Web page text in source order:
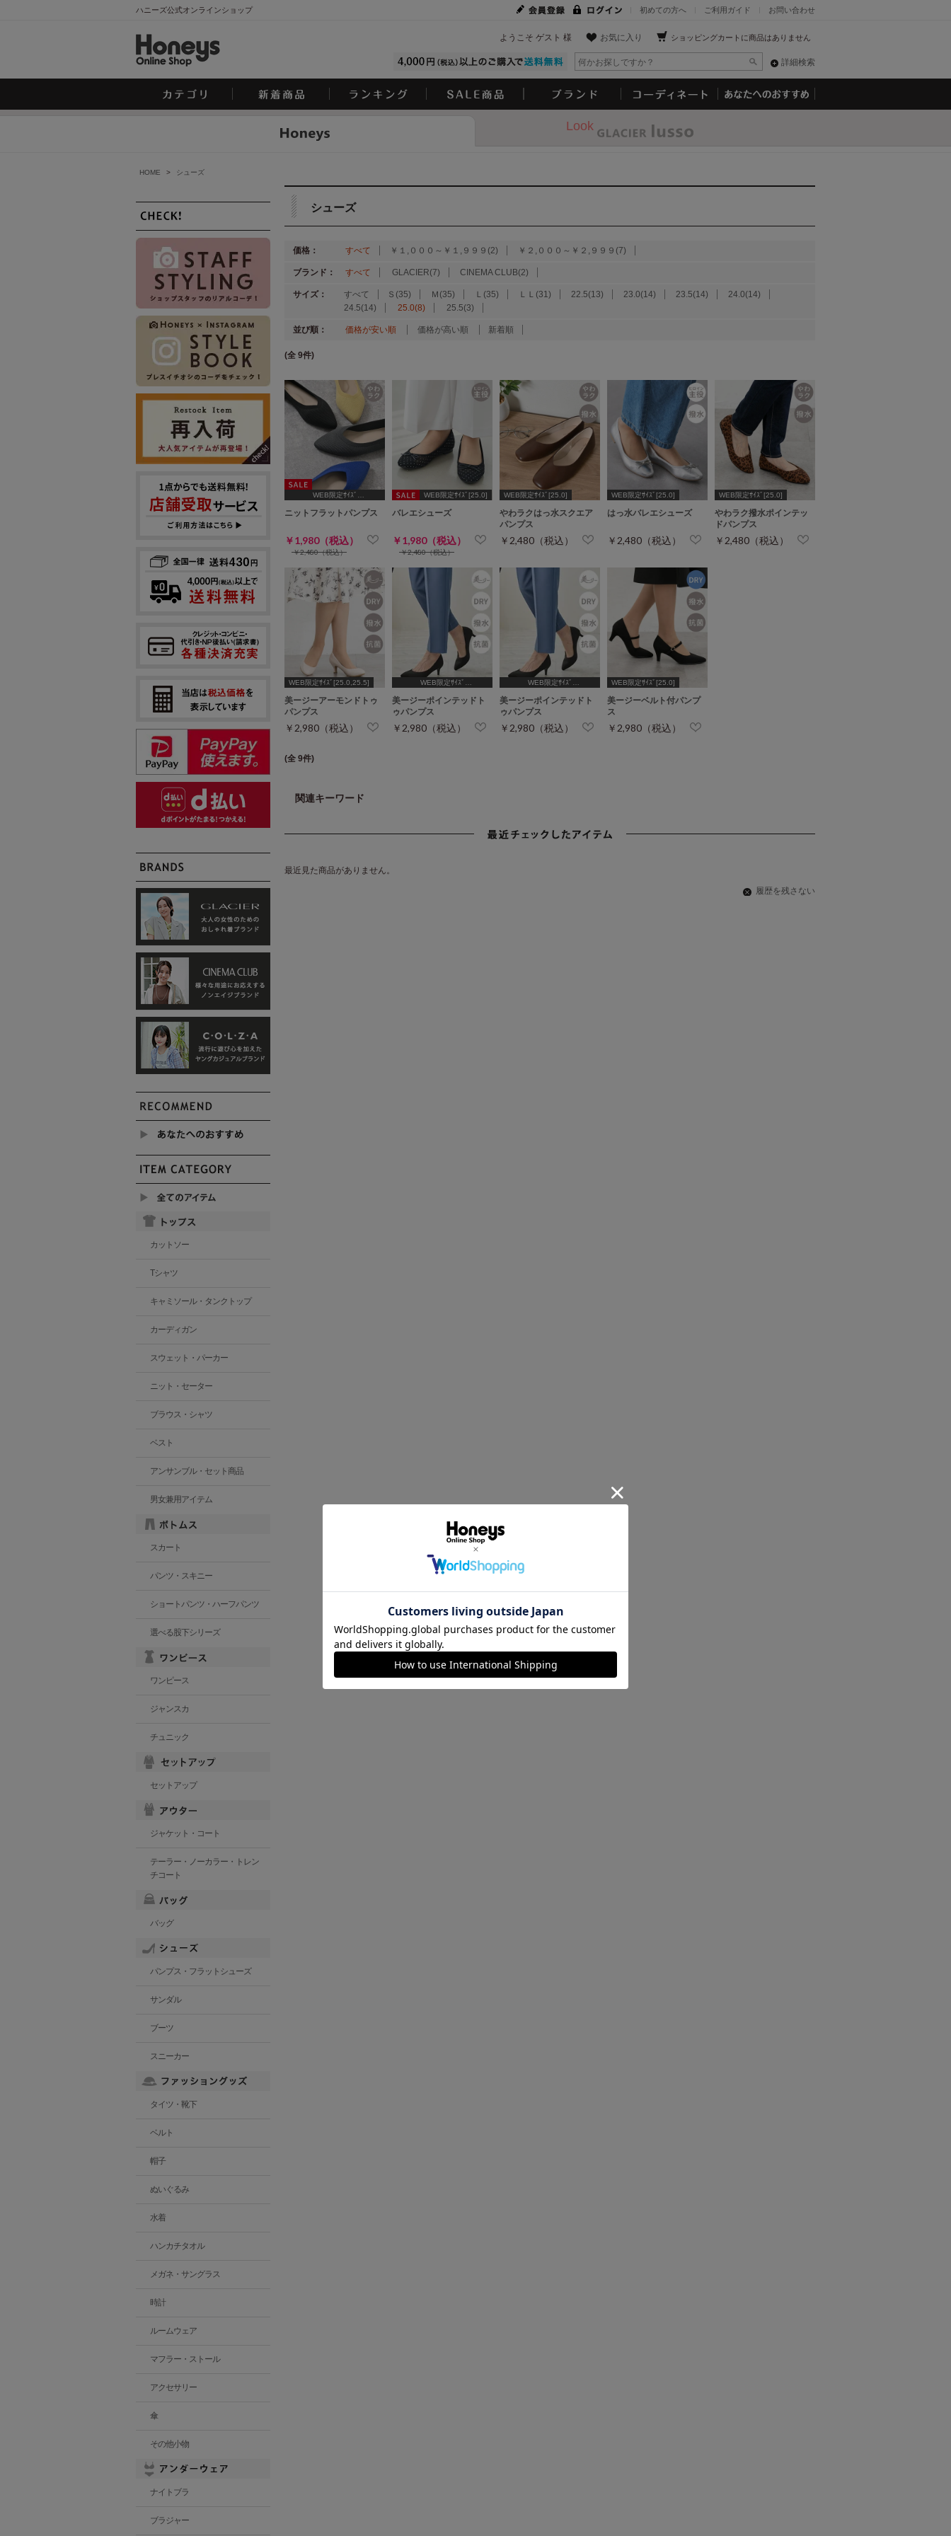
ハニーズ公式オンラインショップ お問い合わせ
ご利用ガイド
初めての方へ
ショッピングカートに商品はありません
お気に入り
ようこそ ゲスト 様
詳細検索
Look
HOME > シューズ
シューズ
価格： すべて ￥１,０００～￥１,９９９(2) ￥２,０００～￥２,９９９(7)
ブランド： すべて GLACIER(7) CINEMA CLUB(2)
サイズ： すべて Ｓ(35) Ｍ(35) Ｌ(35) ＬＬ(31) 22.5(13) 23.0(14) 23.5(14)
24.0(14)
24.5(14)
25.0(8) 25.5(3)
並び順： 価格が安い順 価格が高い順 新着順
(全 9件)
WEB限定ｻｲｽﾞ
ニットフラットパンプス
￥1,980（税込）
￥2,480（税込）
WEB限定ｻｲｽﾞ[25.0]
バレエシューズ
￥1,980（税込）
￥2,480（税込）
WEB限定ｻｲｽﾞ[25.0]
やわラクはっ水スクエア
パンプス
￥2,480（税込）
WEB限定ｻｲｽﾞ[25.0]
はっ水バレエシューズ
￥2,480（税込）
WEB限定ｻｲｽﾞ[25.0]
やわラク撥水ポインテッ
ドパンプス
￥2,480（税込）
WEB限定ｻｲｽﾞ[25.0,25.5]
美ージーアーモンドトゥ
パンプス
￥2,980（税込）
WEB限定ｻｲｽﾞ
美ージーポインテッドト
ゥパンプス
￥2,980（税込）
WEB限定ｻｲｽﾞ
美ージーポインテッドト
ゥパンプス
￥2,980（税込）
WEB限定ｻｲｽﾞ[25.0]
美ージーベルト付パンプ
ス
￥2,980（税込）
(全 9件)
関連キーワード
最近見た商品がありません。
履歴を残さない
カットソー
Tシャツ
キャミソール・タンクトップ
カーディガン
スウェット・パーカー
ニット・セーター
ブラウス・シャツ
ベスト
アンサンブル・セット商品
男女兼用アイテム
スカート
パンツ・スキニー
ショートパンツ・ハーフパンツ
選べる股下シリーズ
ワンピース
ジャンスカ
チュニック
セットアップ
ジャケット・コート
テーラー・ノーカラー・トレン
チコート
バッグ
パンプス・フラットシューズ
サンダル
ブーツ
スニーカー
タイツ・靴下
ベルト
帽子
ぬいぐるみ
水着
ハンカチタオル
メガネ・サングラス
時計
ルームウェア
マフラー・ストール
アクセサリー
傘
その他小物
ナイトブラ
ブラジャー